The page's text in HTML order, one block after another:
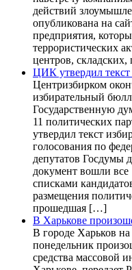
действий
опубликована на
предприятия,
террористических
центров,
ЦИК утвердил
Центризбирком
избирательный
Государственную
11 политических
утвердил текст
голосования по
депутатов Госдумы
документ вошли все
списками
размещения
прошедшая […]
В Харькове
В городе Харьков
понедельник
средства массовой